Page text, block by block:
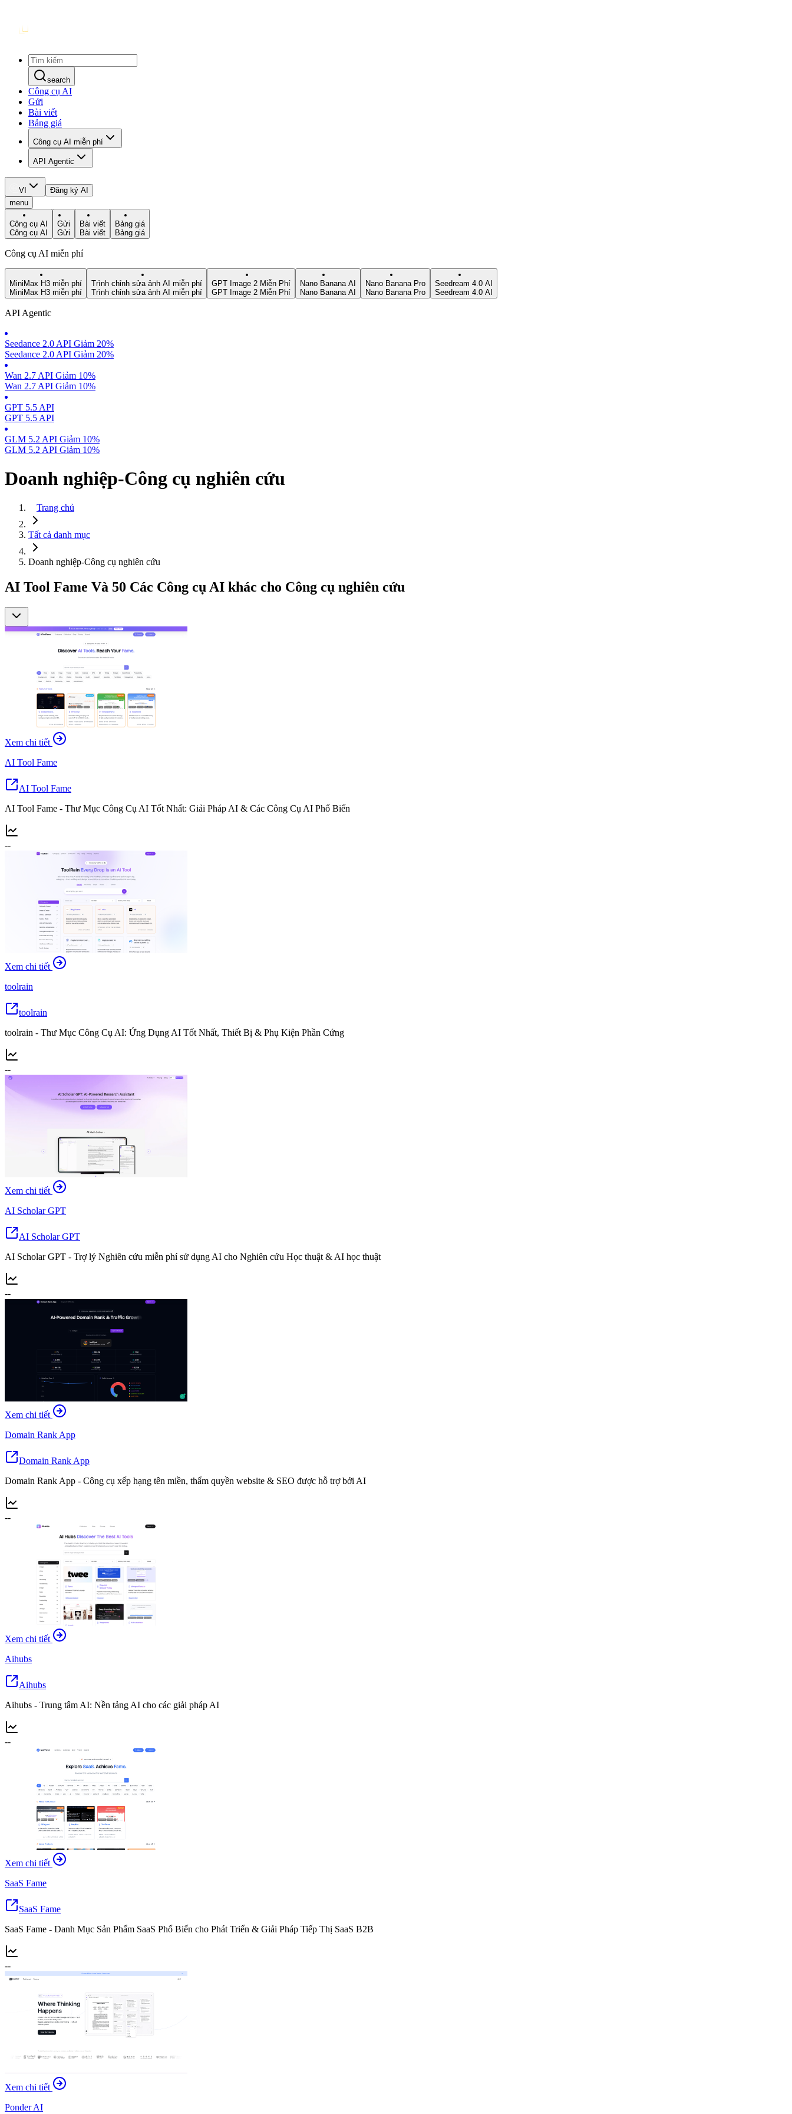
search
Công cụ AI
Gửi
Bài viết
Bảng giá
Công cụ AI miễn phí
API Agentic
VI
Đăng ký AI
menu
Công cụ AI
Công cụ AI
Gửi
Gửi
Bài viết
Bài viết
Bảng giá
Bảng giá
Công cụ AI miễn phí
MiniMax H3 miễn phí
MiniMax H3 miễn phí
Trình chỉnh sửa ảnh AI miễn phí
Trình chỉnh sửa ảnh AI miễn phí
GPT Image 2 Miễn Phí
GPT Image 2 Miễn Phí
Nano Banana AI
Nano Banana AI
Nano Banana Pro
Nano Banana Pro
Seedream 4.0 AI
Seedream 4.0 AI
API Agentic
Seedance 2.0 API Giảm 20%
Seedance 2.0 API Giảm 20%
Wan 2.7 API Giảm 10%
Wan 2.7 API Giảm 10%
GPT 5.5 API
GPT 5.5 API
GLM 5.2 API Giảm 10%
GLM 5.2 API Giảm 10%
Doanh nghiệp-Công cụ nghiên cứu
Trang chủ
Tất cả danh mục
Doanh nghiệp-Công cụ nghiên cứu
AI Tool Fame Và 50 Các Công cụ AI khác cho Công cụ nghiên cứu
Xem chi tiết
AI Tool Fame
AI Tool Fame
AI Tool Fame - Thư Mục Công Cụ AI Tốt Nhất: Giải Pháp AI & Các Công Cụ AI Phổ Biến
--
Xem chi tiết
toolrain
toolrain
toolrain - Thư Mục Công Cụ AI: Ứng Dụng AI Tốt Nhất, Thiết Bị & Phụ Kiện Phần Cứng
--
Xem chi tiết
AI Scholar GPT
AI Scholar GPT
AI Scholar GPT - Trợ lý Nghiên cứu miễn phí sử dụng AI cho Nghiên cứu Học thuật & AI học thuật
--
Xem chi tiết
Domain Rank App
Domain Rank App
Domain Rank App - Công cụ xếp hạng tên miền, thẩm quyền website & SEO được hỗ trợ bởi AI
--
Xem chi tiết
Aihubs
Aihubs
Aihubs - Trung tâm AI: Nền tảng AI cho các giải pháp AI
--
Xem chi tiết
SaaS Fame
SaaS Fame
SaaS Fame - Danh Mục Sản Phẩm SaaS Phổ Biến cho Phát Triển & Giải Pháp Tiếp Thị SaaS B2B
--
Xem chi tiết
Ponder AI